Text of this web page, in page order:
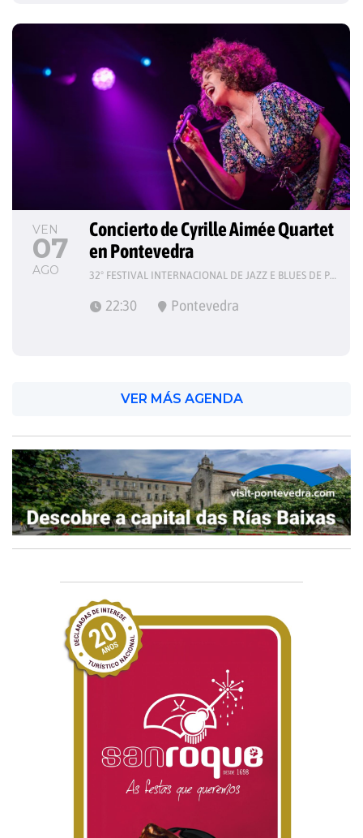
VEN
07
AGO
Concierto de Cyrille Aimée Quartet
en Pontevedra
32º FESTIVAL INTERNACIONAL DE JAZZ E BLUES DE PONTEVEDRA
22:30 Pontevedra
VER MÁS AGENDA